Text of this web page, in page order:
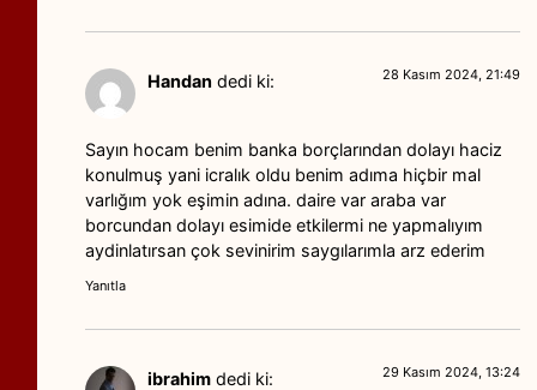
Handan dedi ki: 28 Kasım 2024, 21:49
Sayın hocam benim banka borçlarından dolayı haciz
konulmuş yani icralık oldu benim adıma hiçbir mal
varlığım yok eşimin adına. daire var araba var
borcundan dolayı esimide etkilermi ne yapmalıyım
aydinlatırsan çok sevinirim saygılarımla arz ederim
Yanıtla
ibrahim dedi ki: 29 Kasım 2024, 13:24